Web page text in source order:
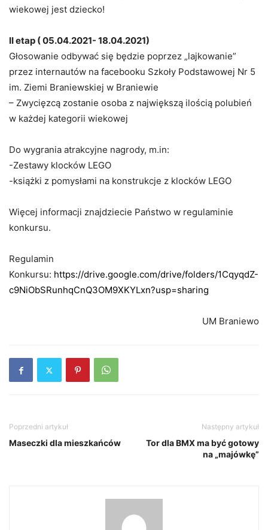
wiekowej jest dziecko!
II etap ( 05.04.2021- 18.04.2021)
Głosowanie odbywać się będzie poprzez „lajkowanie”
przez internautów na facebooku Szkoły Podstawowej Nr 5
im. Ziemi Braniewskiej w Braniewie
– Zwycięzcą zostanie osoba z największą ilością polubień
w każdej kategorii wiekowej
Do wygrania atrakcyjne nagrody, m.in:
-Zestawy klocków LEGO
-książki z pomysłami na konstrukcje z klocków LEGO
Więcej informacji znajdziecie Państwo w regulaminie
konkursu.
Regulamin
Konkursu: https://drive.google.com/drive/folders/1CqyqdZ-
c9NiObSRunhqCnQ3OM9XKYLxn?usp=sharing
UM Braniewo
Poprzedni artykuł
Maseczki dla mieszkańców
Następny artykuł
Tor dla BMX ma być gotowy
na „majówkę”